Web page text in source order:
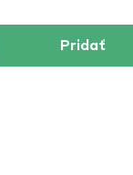
Pridať